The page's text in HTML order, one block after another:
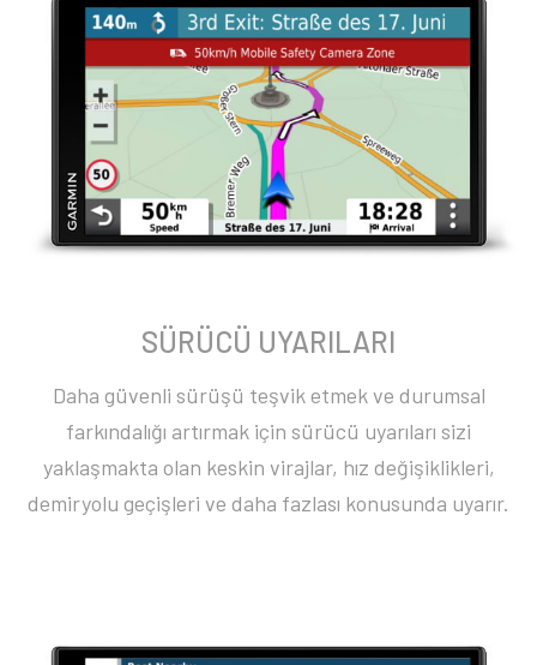
SÜRÜCÜ UYARILARI
Daha güvenli sürüşü teşvik etmek ve durumsal
farkındalığı artırmak için sürücü uyarıları sizi
yaklaşmakta olan keskin virajlar, hız değişiklikleri,
demiryolu geçişleri ve daha fazlası konusunda uyarır.